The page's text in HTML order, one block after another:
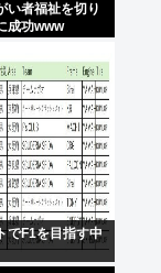
い者福祉を切り
成功www
でF1を目指す中